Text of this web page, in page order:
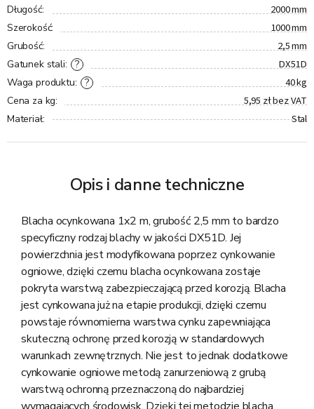
Długość: 2000 mm
Szerokość: 1000 mm
Grubość: 2,5 mm
?
Gatunek stali: DX51D
?
Waga produktu: 40 kg
Cena za kg: 5,95 zł bez VAT
Materiał: Stal
Opis i danne techniczne
Blacha ocynkowana 1x2 m, grubość 2,5 mm to bardzo
specyficzny rodzaj blachy w jakości DX51D. Jej
powierzchnia jest modyfikowana poprzez cynkowanie
ogniowe, dzięki czemu blacha ocynkowana zostaje
pokryta warstwą zabezpieczającą przed korozją. Blacha
jest cynkowana już na etapie produkcji, dzięki czemu
powstaje równomierna warstwa cynku zapewniająca
skuteczną ochronę przed korozją w standardowych
warunkach zewnętrznych. Nie jest to jednak dodatkowe
cynkowanie ogniowe metodą zanurzeniową z grubą
warstwą ochronną przeznaczoną do najbardziej